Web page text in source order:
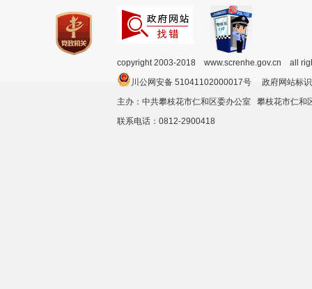
copyright 2003-2018 www.screnhe.gov.cn all
川公网安备 51041102000017号 政府网站
主办：中共攀枝花市仁和区委办公室 攀枝花市仁
联系电话：0812-2900418